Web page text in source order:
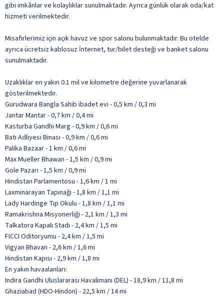
gibi imkânlar ve kolaylıklar sunulmaktadır. Ayrıca günlük olarak oda/kat
hizmeti verilmektedir.
Misafirlerimiz için açık havuz ve spor salonu bulunmaktadır. Bu otelde
ayrıca ücretsiz kablosuz İnternet, tur/bilet desteği ve banket salonu
sunulmaktadır.
Uzaklıklar en yakın 0.1 mil ve kilometre değerine yuvarlanarak
gösterilmektedir.
Gurudwara Bangla Sahib ibadet evi - 0,5 km / 0,3 mi
Jantar Mantar - 0,7 km / 0,4 mi
Kasturba Gandhi Marg - 0,9 km / 0,6 mi
Batı Adliyesi Binası - 0,9 km / 0,6 mi
Palika Bazaar - 1 km / 0,6 mi
Max Mueller Bhawan - 1,5 km / 0,9 mi
Gole Pazarı - 1,5 km / 0,9 mi
Hindistan Parlamentosu - 1,6 km / 1 mi
Laxminarayan Tapınağı - 1,8 km / 1,1 mi
Lady Hardinge Tıp Okulu - 1,8 km / 1,1 mi
Ramakrishna Misyonerliği - 2,1 km / 1,3 mi
Talkatora Kapalı Stadı - 2,4 km / 1,5 mi
FICCI Oditoryumu - 2,4 km / 1,5 mi
Vigyan Bhavan - 2,6 km / 1,6 mi
Hindistan Kapısı - 2,9 km / 1,8 mi
En yakın havaalanları:
Indira Gandhi Uluslararası Havalimanı (DEL) - 18,9 km / 11,8 mi
Ghaziabad (HDO-Hindon) - 22,5 km / 14 mi